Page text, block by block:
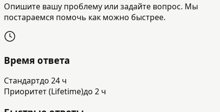
Опишите вашу проблему или задайте вопрос. Мы
постараемся помочь как можно быстрее.
Время ответа
Стандартдо 24 ч
Приоритет (Lifetime)до 2 ч